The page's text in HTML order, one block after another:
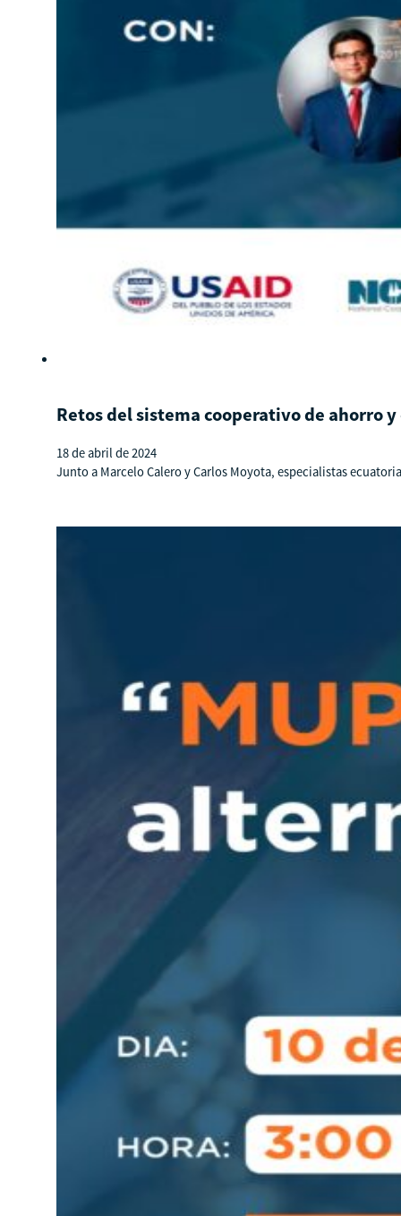
Retos del sistema cooperativo de ahorro
18 de abril de 2024
Junto a Marcelo Calero y Carlos Moyota, especialistas